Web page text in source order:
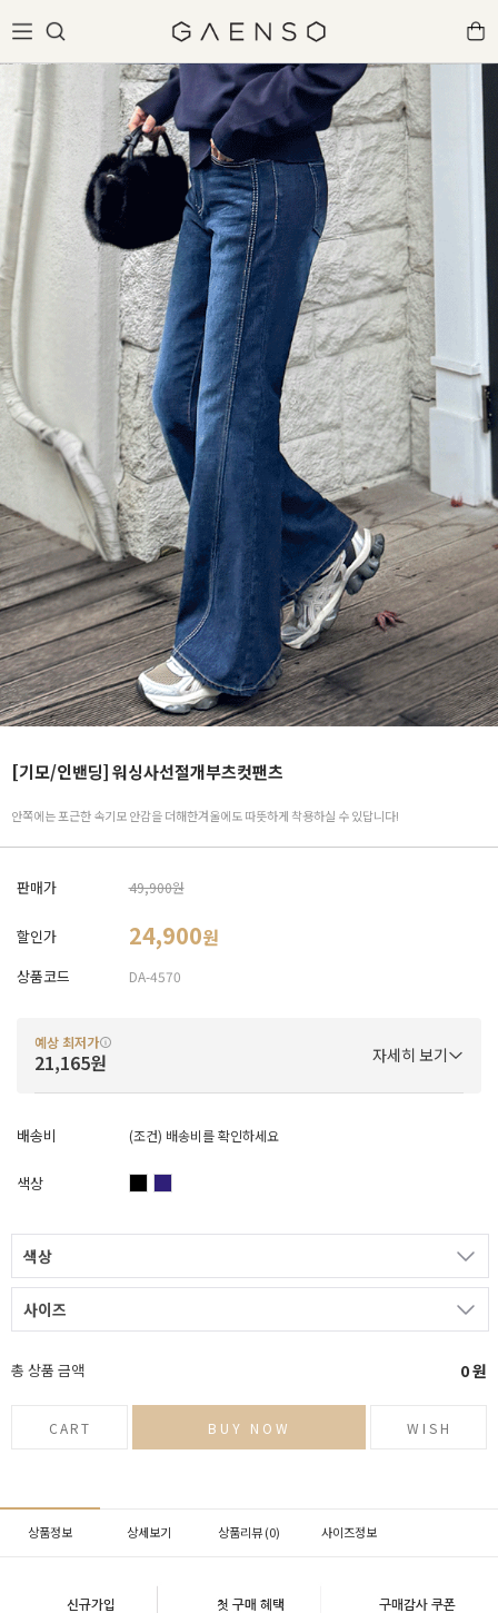
[기모/인밴딩] 워싱사선절개부츠컷팬츠
안쪽에는 포근한 속기모 안감을 더해한겨울에도 따뜻하게 착용하실 수 있답니다!
판매가 49,900원
할인가 24,900원
상품코드 DA-4570
예상 최저가
21,165원 자세히 보기
배송비 (조건) 배송비를 확인하세요
색상
색상
사이즈
총 상품 금액 0원
CART BUY NOW WISH
상품정보 상세보기 상품리뷰 (0) 사이즈정보